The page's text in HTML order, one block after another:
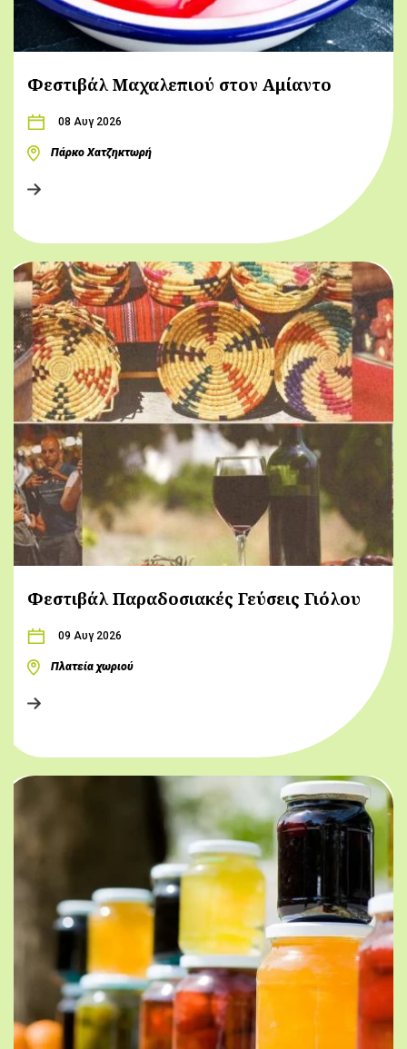
Φεστιβάλ Μαχαλεπιού στον Αμίαντο
08 Αυγ 2026
Πάρκο Χατζηκτωρή
Φεστιβάλ Παραδοσιακές Γεύσεις Γιόλου
09 Αυγ 2026
Πλατεία χωριού